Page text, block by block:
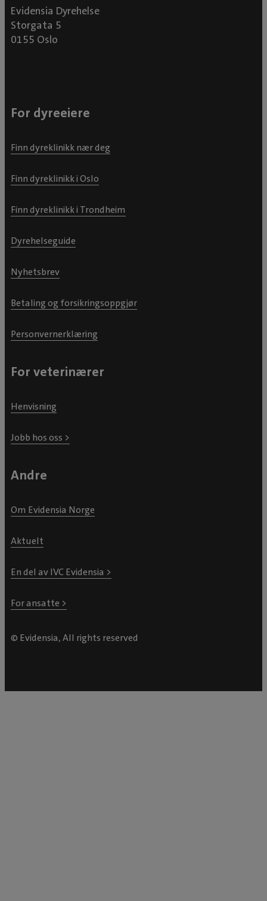
Evidensia Dyrehelse
Storgata 5
0155 Oslo
For dyreeiere
Finn dyreklinikk nær deg
Finn dyreklinikk i Oslo
Finn dyreklinikk i Trondheim
Dyrehelseguide
Nyhetsbrev
Betaling og forsikringsoppgjør
Personvernerklæring
For veterinærer
Henvisning
Jobb hos oss >
Andre
Om Evidensia Norge
Aktuelt
En del av IVC Evidensia >
For ansatte >
© Evidensia, All rights reserved